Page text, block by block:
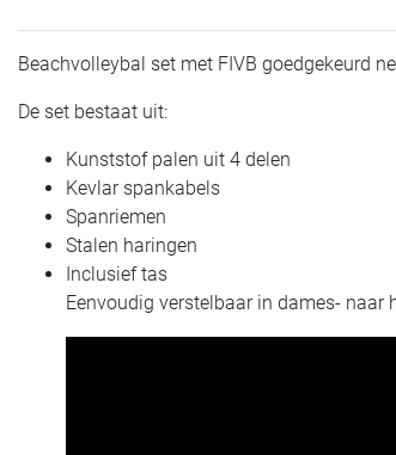
Beachvolleybal set met FIVB goedgekeurd
De set bestaat uit:
Kunststof palen uit 4 delen
Kevlar spankabels
Spanriemen
Stalen haringen
Inclusief tas
Eenvoudig verstelbaar in dames- naar